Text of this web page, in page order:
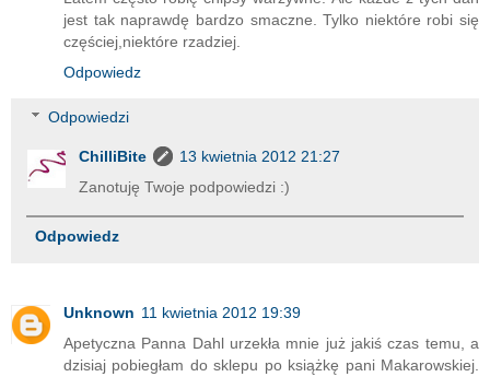
jest tak naprawdę bardzo smaczne. Tylko niektóre robi się
częściej,niektóre rzadziej.
Odpowiedz
Odpowiedzi
ChilliBite
13 kwietnia 2012 21:27
Zanotuję Twoje podpowiedzi :)
Odpowiedz
Unknown 11 kwietnia 2012 19:39
Apetyczna Panna Dahl urzekła mnie już jakiś czas temu, a
dzisiaj pobiegłam do sklepu po książkę pani Makarowskiej.